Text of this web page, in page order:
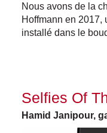
Nous avons de la
Hoffmann en 2017,
installé dans le
Selfies Of
Hamid Janipour,